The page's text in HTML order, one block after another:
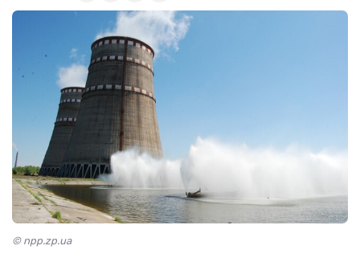
© npp.zp.ua